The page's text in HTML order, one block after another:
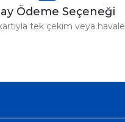
Ödeme Seçeneği
tek çekim veya havale